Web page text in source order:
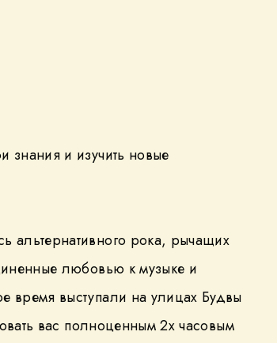
знания и изучить новые
рока, рычащих
любовью к музыке и
время выступали на улицах Будвы
вас полноценным 2х часовым